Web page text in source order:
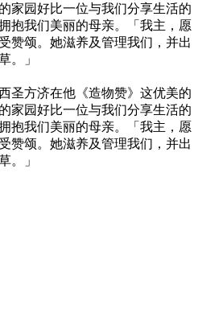
家园好比一位与我们分享生活的
抱我们美丽的母亲。「我主，愿
赞颂。她滋养及管理我们，并出
。」
圣方济在他《造物赞》这优美的
家园好比一位与我们分享生活的
抱我们美丽的母亲。「我主，愿
赞颂。她滋养及管理我们，并出
。」